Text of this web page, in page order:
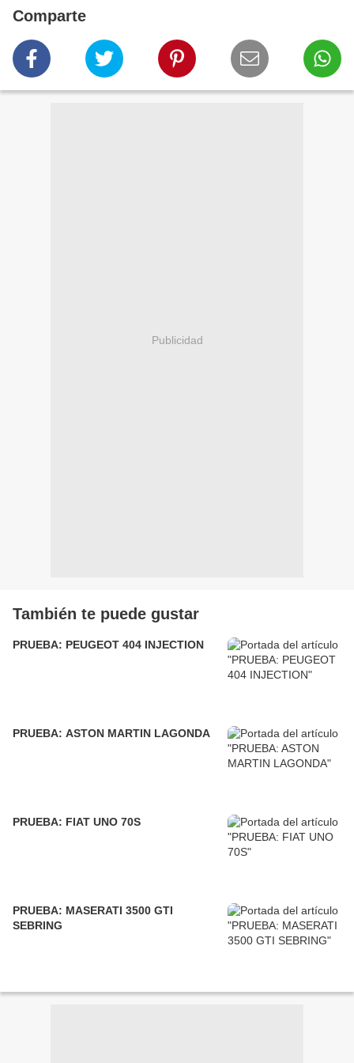
Comparte
Publicidad
También te puede gustar
PRUEBA: PEUGEOT 404 INJECTION
PRUEBA: ASTON MARTIN LAGONDA
PRUEBA: FIAT UNO 70S
PRUEBA: MASERATI 3500 GTI
SEBRING